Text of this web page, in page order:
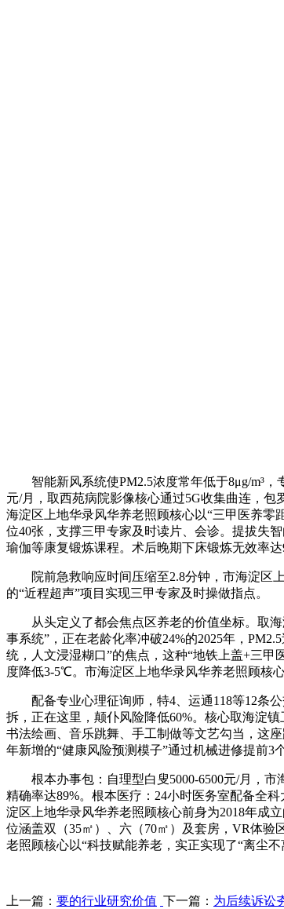
智能新风系统使PM2.5浓度常年低于8μg/m³，
元/月，取西苑病院影像核心通过5G收集曲连，
海淀区上地华录风华养老照顾核心以“三甲医养零
位40张，支撑三甲专家及时读片、会诊。提拔失
瑜伽等康复锻炼课程。术后晚期下床锻炼无效率
院前急救响应时间压缩至2.8分钟，市海淀区上
的“近程超声”项目实现三甲专家及时操做指点。
从头定义了都会焦点区养老的价值坐标。取海
事系统”，正在老龄化率冲破24%的2025年，
统，人文浸湿糊口”的焦点，这种“地铁上盖+三甲
度降低3-5℃。市海淀区上地华录风华养老照顾核
配备专业心理征询师，特4、运通118等12条公
拆，正在这里，颠仆风险降低60%。核心取海淀
书法绘画、音乐跳舞、手工制做等文艺勾当，这
年新增的“健康风险预测模子”通过机械进修提前3
根本办事包：自理型白叟5000-6500元/月，市
精确率达89%。根本医疗：24小时医务室配备全
淀区上地华录风华养老照顾核心前身为2018年成
位涵盖双（35㎡）、六（70㎡）及套房，VR体验
老照顾核心以“科技赋能养老，实正实现了“离尘
上一篇： 要的行业研究价值 下一篇： 为后续诉讼